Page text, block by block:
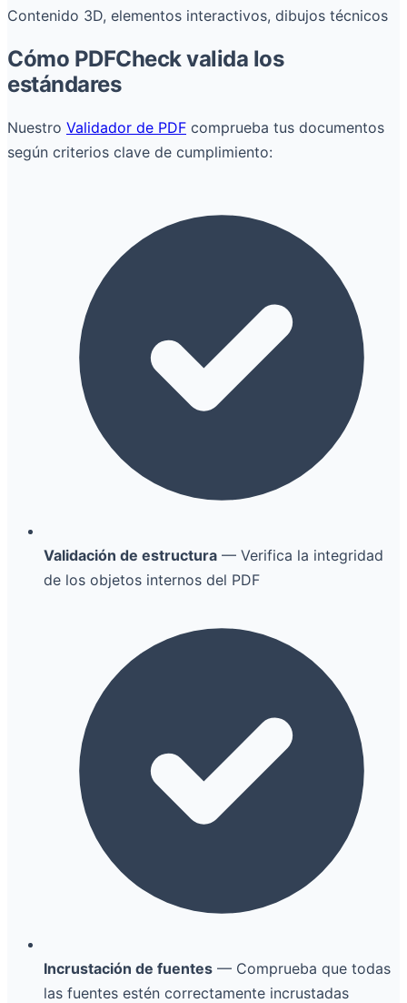
Contenido 3D, elementos interactivos, dibujos técnicos
Cómo PDFCheck valida los
estándares
Nuestro Validador de PDF comprueba tus documentos
según criterios clave de cumplimiento:
Validación de estructura — Verifica la integridad
de los objetos internos del PDF
Incrustación de fuentes — Comprueba que todas
las fuentes estén correctamente incrustadas